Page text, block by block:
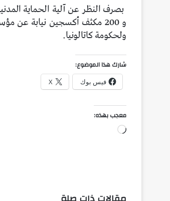
و 200 مكثف أكسجين نيابة عن مؤسسة بيسنت فيرار
ولحكومة كاتالونيا.
شارك هذا الموضوع:
فيس بوك X
معجب بهذه:
جاري